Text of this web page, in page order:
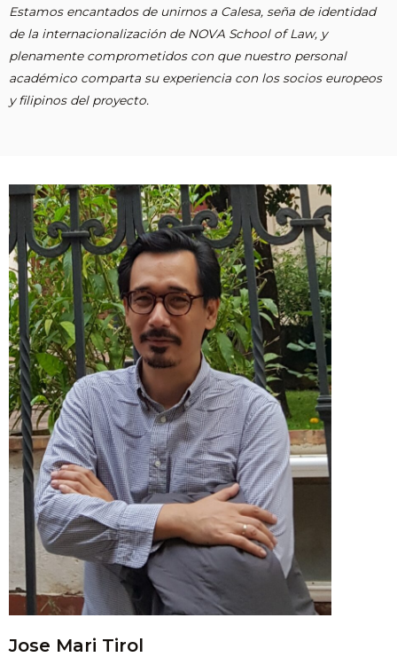
Estamos encantados de unirnos a Calesa, seña de identidad
de la internacionalización de NOVA School of Law, y
plenamente comprometidos con que nuestro personal
académico comparta su experiencia con los socios europeos
y filipinos del proyecto.
Jose Mari Tirol